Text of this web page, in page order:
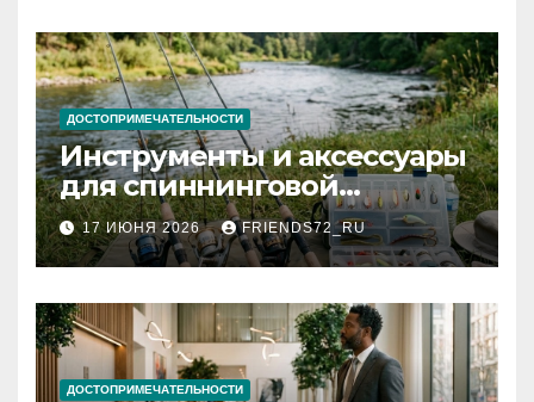
ДОСТОПРИМЕЧАТЕЛЬНОСТИ
Инструменты и аксессуары
для спиннинговой
рыбалки: назначение и
типы
17 ИЮНЯ 2026 FRIENDS72_RU
ДОСТОПРИМЕЧАТЕЛЬНОСТИ